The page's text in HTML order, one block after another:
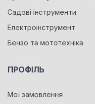
Садові інструменти
Електроінструмент
Бензо та мототехніка
ПРОФІЛЬ
Мої замовлення